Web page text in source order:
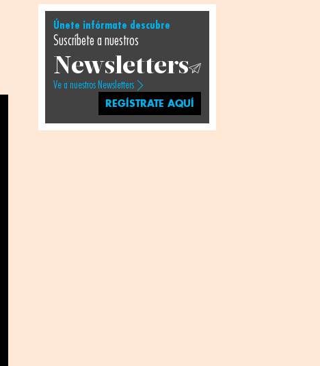
Únete infórmate descubre
Suscríbete a nuestros
Newsletters
Ve a nuestros Newsletters
REGÍSTRATE AQUÍ